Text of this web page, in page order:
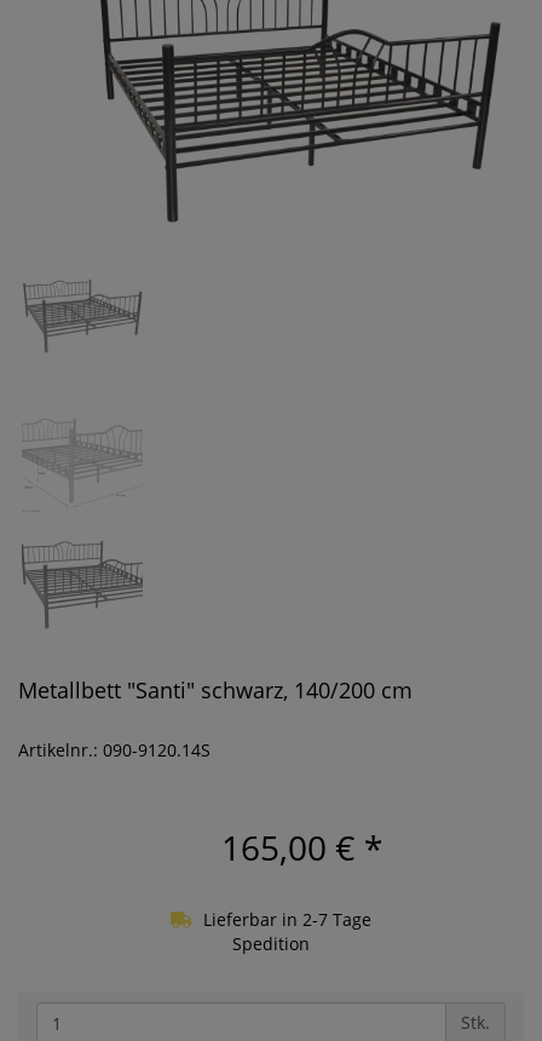
Metallbett "Santi" schwarz, 140/200 cm
Artikelnr.: 090-9120.14S
165,00 € *
Lieferbar in 2-7 Tage
Spedition
Stk.